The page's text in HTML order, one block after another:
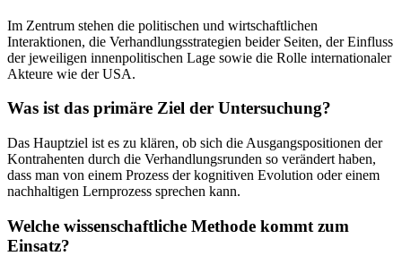
Im Zentrum stehen die politischen und wirtschaftlichen
Interaktionen, die Verhandlungsstrategien beider Seiten, der Einfluss
der jeweiligen innenpolitischen Lage sowie die Rolle internationaler
Akteure wie der USA.
Was ist das primäre Ziel der Untersuchung?
Das Hauptziel ist es zu klären, ob sich die Ausgangspositionen der
Kontrahenten durch die Verhandlungsrunden so verändert haben,
dass man von einem Prozess der kognitiven Evolution oder einem
nachhaltigen Lernprozess sprechen kann.
Welche wissenschaftliche Methode kommt zum
Einsatz?